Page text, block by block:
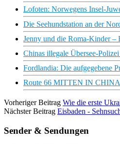
Lofoten: Norwegens Insel-
Die Seehundstation an der
Jenny und die Roma-Kinder
Chinas illegale Übersee-
Fordlandia: Die aufgegebene
Route 66 MITTEN IN
Vorheriger Beitrag Wie die erste
Nächster Beitrag Eisbaden -
Sender & Sendungen